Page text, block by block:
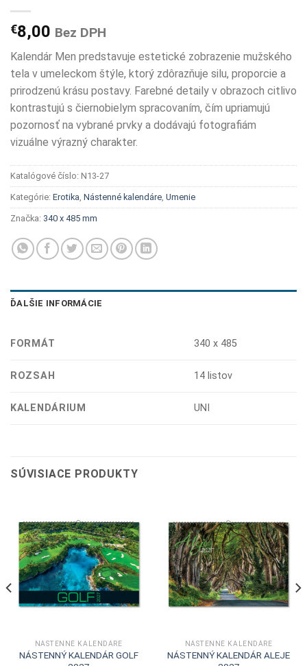
€8,00 Bez DPH
Kalendár Men predstavuje estetické zobrazenie mužského
tela v umeleckom štýle, ktorý zdôrazňuje silu, proporcie a
prirodzenú krásu postavy. Farebné detaily v obrazoch citlivo
kontrastujú s čiernobielym spracovaním, čím upriamujú
pozornosť na vybrané prvky a dodávajú fotografiám
vizuálne výrazný charakter.
Katalógové číslo: N13-27
Kategórie: Erotika Nástenné kalendáre Umenie
Značka: 340 x 485 mm
ĎALŠIE INFORMÁCIE
FORMÁT 340 x 485
ROZSAH 14 listov
KALENDÁRIUM UNI
SÚVISIACE PRODUKTY
NÁSTENNÉ KALENDÁRE
NÁSTENNÝ KALENDÁR GOLF
NÁSTENNÉ KALENDÁRE
NÁSTENNÝ KALENDÁR ALEJE